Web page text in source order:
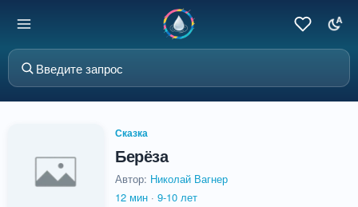
Сказка
Берёза
Автор: Николай Вагнер
12 мин · 9-10 лет